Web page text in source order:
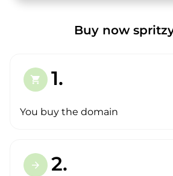
Buy now
shopping_cart 1.
You buy the domain
arrow_forward 2.